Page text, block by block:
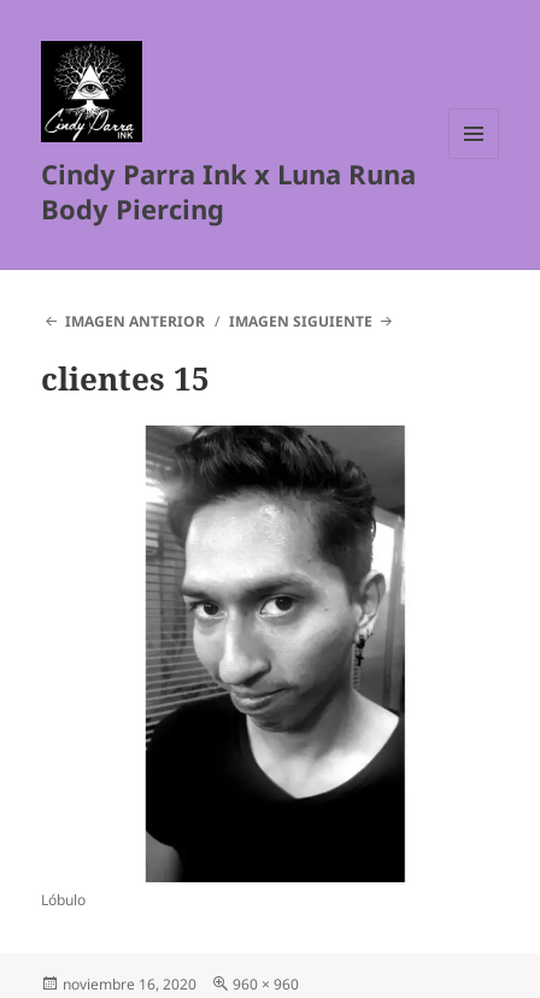
Cindy Parra Ink x Luna Runa
Body Piercing
IMAGEN ANTERIOR IMAGEN SIGUIENTE
clientes 15
Lóbulo
Publicado
noviembre 16, 2020
Tamaño
960 × 960